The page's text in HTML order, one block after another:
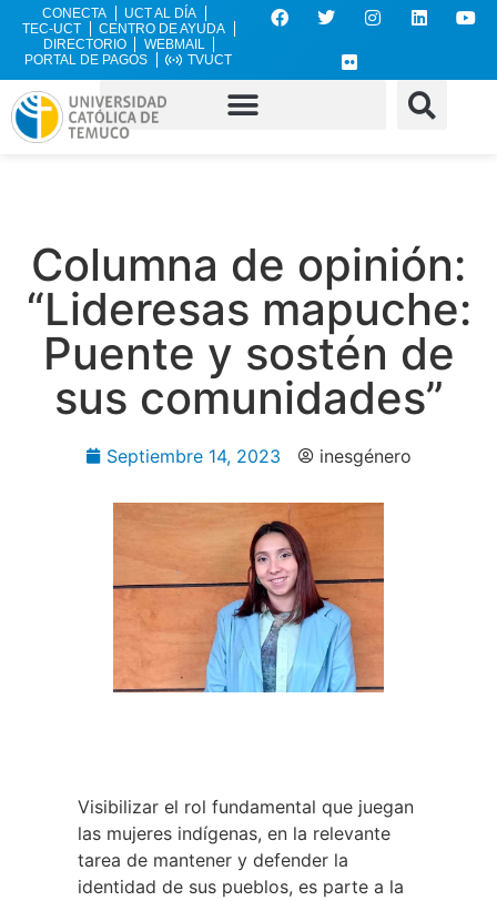
CONECTA
UCT AL DÍA
TEC-UCT
CENTRO DE AYUDA
DIRECTORIO
WEBMAIL
PORTAL DE PAGOS
TVUCT
Columna de opinión:
“Lideresas mapuche:
Puente y sostén de
sus comunidades”
Septiembre 14, 2023 inesgénero
Visibilizar el rol fundamental que juegan
las mujeres indígenas, en la relevante
tarea de mantener y defender la
identidad de sus pueblos, es parte a la